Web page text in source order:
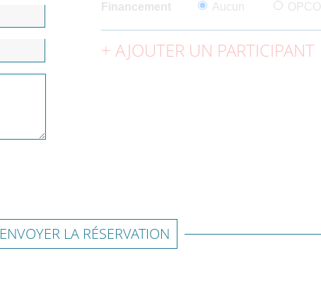
Financement Aucun OPCO
AJOUTER UN PARTICIPANT
ENVOYER LA RÉSERVATION